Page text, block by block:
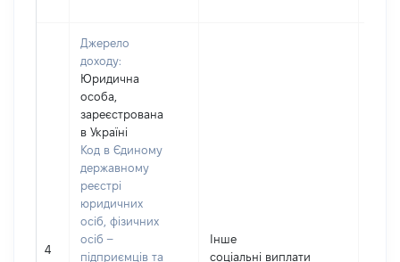
4
Джерело
доходу:
Юридична
особа,
зареєстрована
в Україні
Код в Єдиному
державному
реєстрі
юридичних
осіб, фізичних
осіб –
підприємців та
Інше
соціальні виплати